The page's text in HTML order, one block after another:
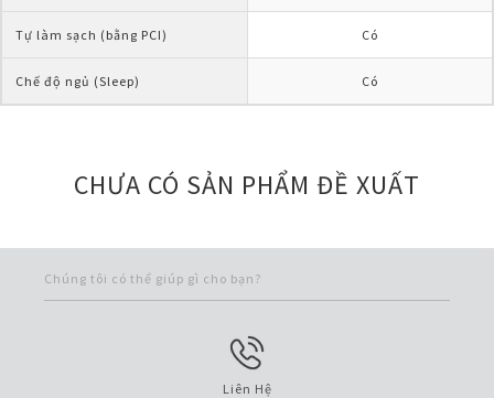
Tự làm sạch (bằng PCI) Có
Chế độ ngủ (Sleep) Có
CHƯA CÓ SẢN PHẨM ĐỀ XUẤT
Chúng tôi có thể giúp gì cho bạn?
Liên Hệ